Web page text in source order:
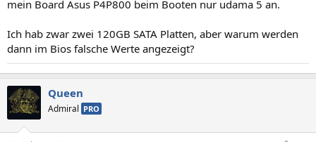
mein Board Asus P4P800 beim Booten nur udama 5 an.
Ich hab zwar zwei 120GB SATA Platten, aber warum werden
dann im Bios falsche Werte angezeigt?
Queen
Admiral PRO